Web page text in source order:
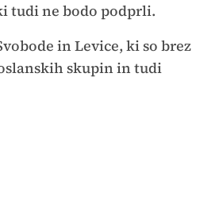
tudi ne bodo podprli.
in Levice, ki so brez
skupin in tudi